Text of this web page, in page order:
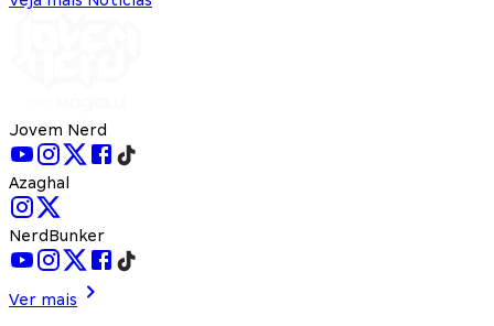
Jovem Nerd
Azaghal
NerdBunker
Ver mais